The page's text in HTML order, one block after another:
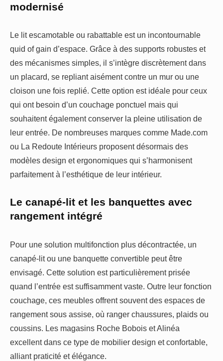
modernisé
Le lit escamotable ou rabattable est un incontournable
quid of gain d’espace. Grâce à des supports robustes et
des mécanismes simples, il s’intègre discrètement dans
un placard, se repliant aisément contre un mur ou une
cloison une fois replié. Cette option est idéale pour ceux
qui ont besoin d’un couchage ponctuel mais qui
souhaitent également conserver la pleine utilisation de
leur entrée. De nombreuses marques comme Made.com
ou La Redoute Intérieurs proposent désormais des
modèles design et ergonomiques qui s’harmonisent
parfaitement à l’esthétique de leur intérieur.
Le canapé-lit et les banquettes avec
rangement intégré
Pour une solution multifonction plus décontractée, un
canapé-lit ou une banquette convertible peut être
envisagé. Cette solution est particulièrement prisée
quand l’entrée est suffisamment vaste. Outre leur fonction
couchage, ces meubles offrent souvent des espaces de
rangement sous assise, où ranger chaussures, plaids ou
coussins. Les magasins Roche Bobois et Alinéa
excellent dans ce type de mobilier design et confortable,
alliant praticité et élégance.